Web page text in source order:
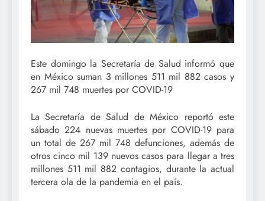
Este domingo la Secretaría de Salud informó que
en México suman 3 millones 511 mil 882 casos y
267 mil 748 muertes por COVID-19
La Secretaría de Salud de México reportó este
sábado 224 nuevas muertes por COVID-19 para
un total de 267 mil 748 defunciones, además de
otros cinco mil 139 nuevos casos para llegar a tres
millones 511 mil 882 contagios, durante la actual
tercera ola de la pandemia en el país.